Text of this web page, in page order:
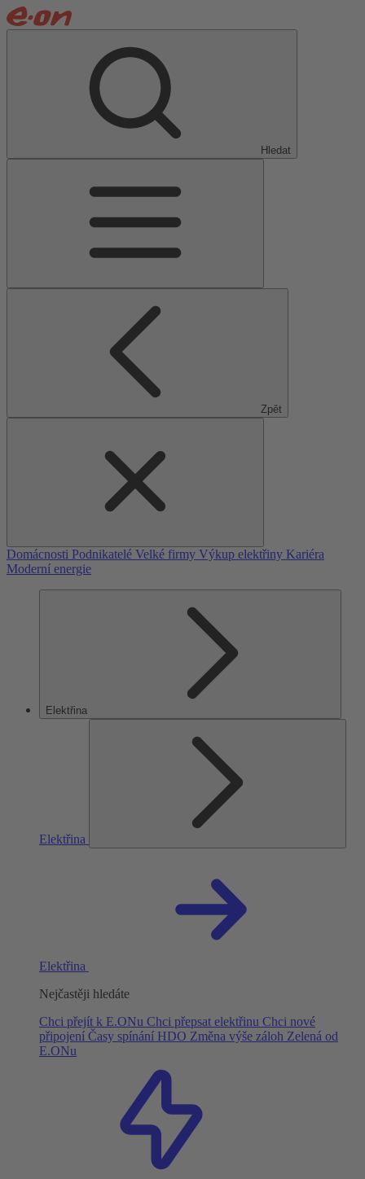
Hledat
Zpět
Domácnosti Podnikatelé Velké firmy Výkup elektřiny Kariéra
Moderní energie
Elektřina
Elektřina
Elektřina
Nejčastěji hledáte
Chci přejít k E.ONu Chci přepsat elektřinu Chci nové
připojení Časy spínání HDO Změna výše záloh Zelená od
E.ONu